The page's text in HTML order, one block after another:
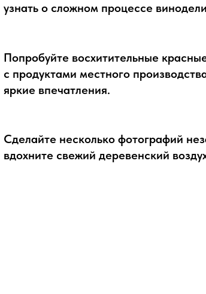
узнать о сложном процессе
Попробуйте восхитительные
с продуктами местного
яркие впечатления.
Сделайте несколько фотографий
вдохните свежий деревенский